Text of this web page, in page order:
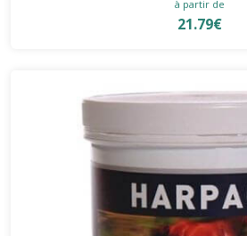
à partir de
21.79€